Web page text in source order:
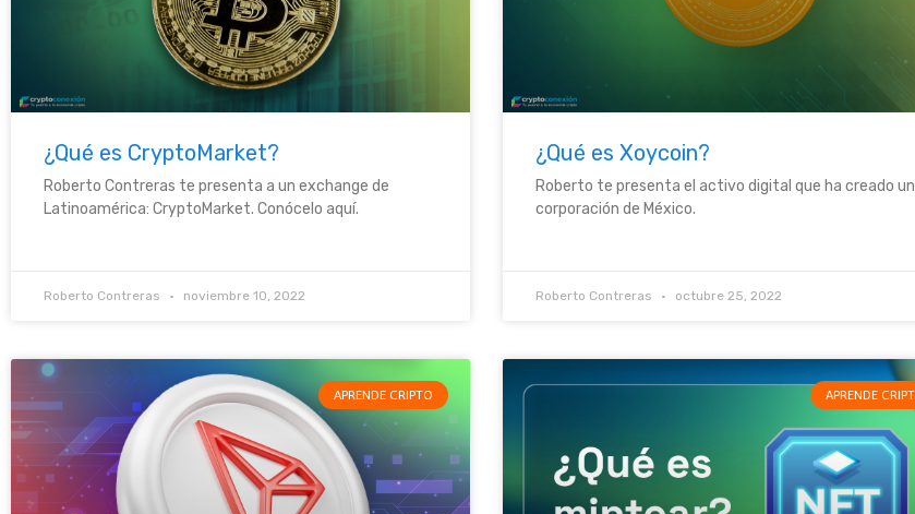
¿Qué es CryptoMarket?
Roberto Contreras te presenta a un exchange de
Latinoamérica: CryptoMarket. Conócelo aquí.
Roberto Contreras noviembre 10, 2022
¿Qué es Xoycoin?
Roberto te presenta el activo digital que ha creado
corporación de México.
Roberto Contreras octubre 25, 2022
APRENDE CRIPTO APRENDE